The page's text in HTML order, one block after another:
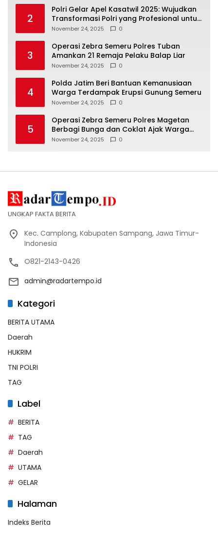
2
Polri Gelar Apel Kasatwil 2025: Wujudkan
Transformasi Polri yang Profesional untuk
Masyarakat
November 24, 2025 0
3
Operasi Zebra Semeru Polres Tuban
Amankan 21 Remaja Pelaku Balap Liar
November 24, 2025 0
4
Polda Jatim Beri Bantuan Kemanusiaan
Warga Terdampak Erupsi Gunung Semeru
November 24, 2025 0
5
Operasi Zebra Semeru Polres Magetan
Berbagi Bunga dan Coklat Ajak Warga
Tertib Lalin
November 24, 2025 0
UNGKAP FAKTA BERITA
Kec. Camplong, Kabupaten Sampang, Jawa Timur-
Indonesia
O821-2143-0426
admin@radartempo.id
Kategori
BERITA UTAMA
Daerah
HUKRIM
TNI POLRI
TAG
Label
BERITA
TAG
Daerah
UTAMA
GELAR
Halaman
Indeks Berita